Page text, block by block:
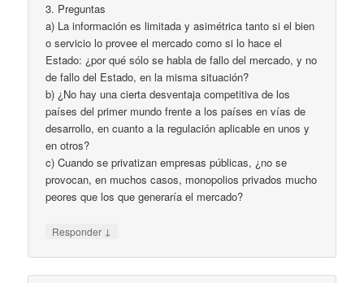
3. Preguntas
a) La información es limitada y asimétrica tanto si el bien
o servicio lo provee el mercado como si lo hace el
Estado: ¿por qué sólo se habla de fallo del mercado, y no
de fallo del Estado, en la misma situación?
b) ¿No hay una cierta desventaja competitiva de los
países del primer mundo frente a los países en vías de
desarrollo, en cuanto a la regulación aplicable en unos y
en otros?
c) Cuando se privatizan empresas públicas, ¿no se
provocan, en muchos casos, monopolios privados mucho
peores que los que generaría el mercado?
Responder ↓